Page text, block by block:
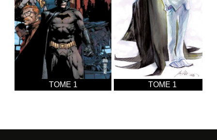
TOME 1 TOME 1